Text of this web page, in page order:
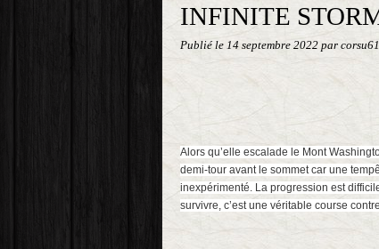
INFINITE
Publié le 14 septembre 2022 par corsu61
Alors qu’elle escalade le Mont
demi-tour avant le sommet car une
inexpérimenté. La progression est
survivre, c’est une véritable course